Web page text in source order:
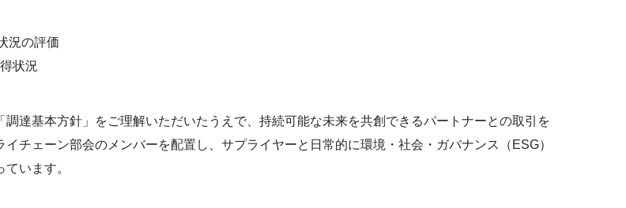
況の評価
状況
調達基本方針」をご理解いただいたうえで、持続可能な未来を共創 できるパートナーとの取引を
チェーン部会のメンバーを配置し、サプライヤーと日常的に環境・社会・ガバナンス（ESG）
います。